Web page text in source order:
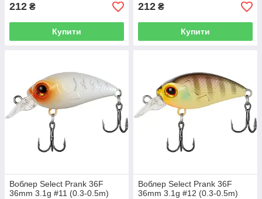
212 ₴
Купити
212 ₴
Купити
Воблер Select Prank 36F
36mm 3.1g #11 (0.3-0.5m)
Воблер Select Prank 36F
36mm 3.1g #12 (0.3-0.5m)